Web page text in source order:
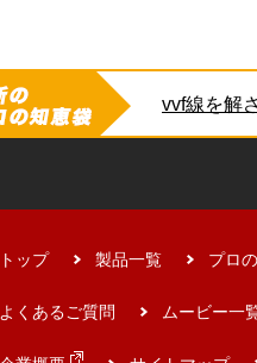
E-4835
トップ 製品一覧 プロ
よくあるご質問 ムービー一